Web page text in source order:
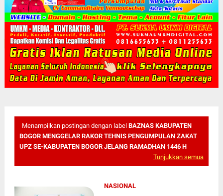
Menampilkan postingan dengan label BAZNAS KABUPATEN
BOGOR MENGGELAR RAKOR TEHNIS PENGUMPULAN ZAKAT
UPZ SE-KABUPATEN BOGOR JELANG RAMADHAN 1446 H
Tunjukkan semua
NASIONAL